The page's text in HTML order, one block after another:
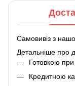
Самовивіз з
Детальніше про
Готовкою
Кредитною